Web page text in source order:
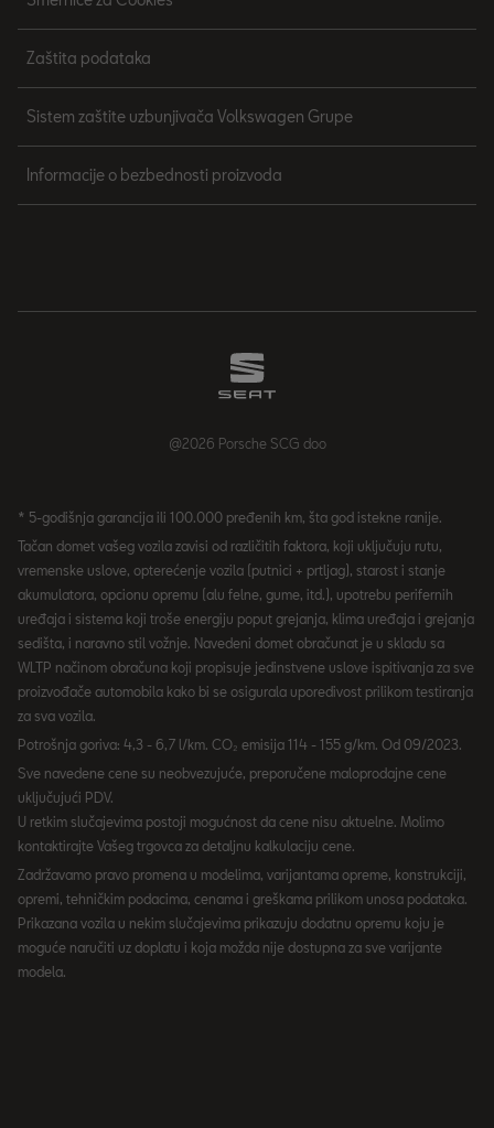
Zaštita podataka
Sistem zaštite uzbunjivača Volkswagen Grupe
Informacije o bezbednosti proizvoda
@2026 Porsche SCG doo
* 5-godišnja garancija ili 100.000 pređenih km, šta god istekne ranije.
Tačan domet vašeg vozila zavisi od različitih faktora, koji uključuju rutu,
vremenske uslove, opterećenje vozila (putnici + prtljag), starost i stanje
akumulatora, opcionu opremu (alu felne, gume, itd.), upotrebu perifernih
uređaja i sistema koji troše energiju poput grejanja, klima uređaja i grejanja
sedišta, i naravno stil vožnje. Navedeni domet obračunat je u skladu sa
WLTP načinom obračuna koji propisuje jedinstvene uslove ispitivanja za sve
proizvođače automobila kako bi se osigurala uporedivost prilikom testiranja
za sva vozila.
Potrošnja goriva: 4,3 - 6,7 l/km. CO₂ emisija 114 - 155 g/km. Od 09/2023.
Sve navedene cene su neobvezujuće, preporučene maloprodajne cene
uključujući PDV.
U retkim slučajevima postoji mogućnost da cene nisu aktuelne. Molimo
kontaktirajte Vašeg trgovca za detaljnu kalkulaciju cene.
Zadržavamo pravo promena u modelima, varijantama opreme, konstrukciji,
opremi, tehničkim podacima, cenama i greškama prilikom unosa podataka.
Prikazana vozila u nekim slučajevima prikazuju dodatnu opremu koju je
moguće naručiti uz doplatu i koja možda nije dostupna za sve varijante
modela.